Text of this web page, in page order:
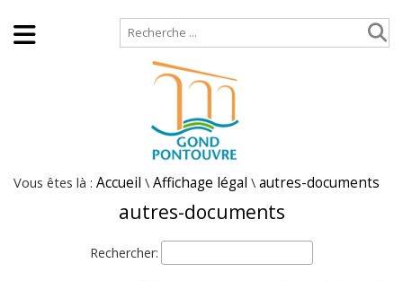
Vous êtes là : Accueil \ Affichage légal \ autres-documents
autres-documents
Rechercher: